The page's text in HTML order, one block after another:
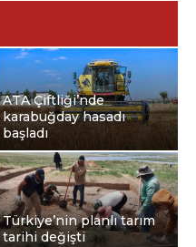
ATA Çiftliği’nde
karabuğday hasadı
başladı
Türkiye’nin planlı tarım
tarihi değişti